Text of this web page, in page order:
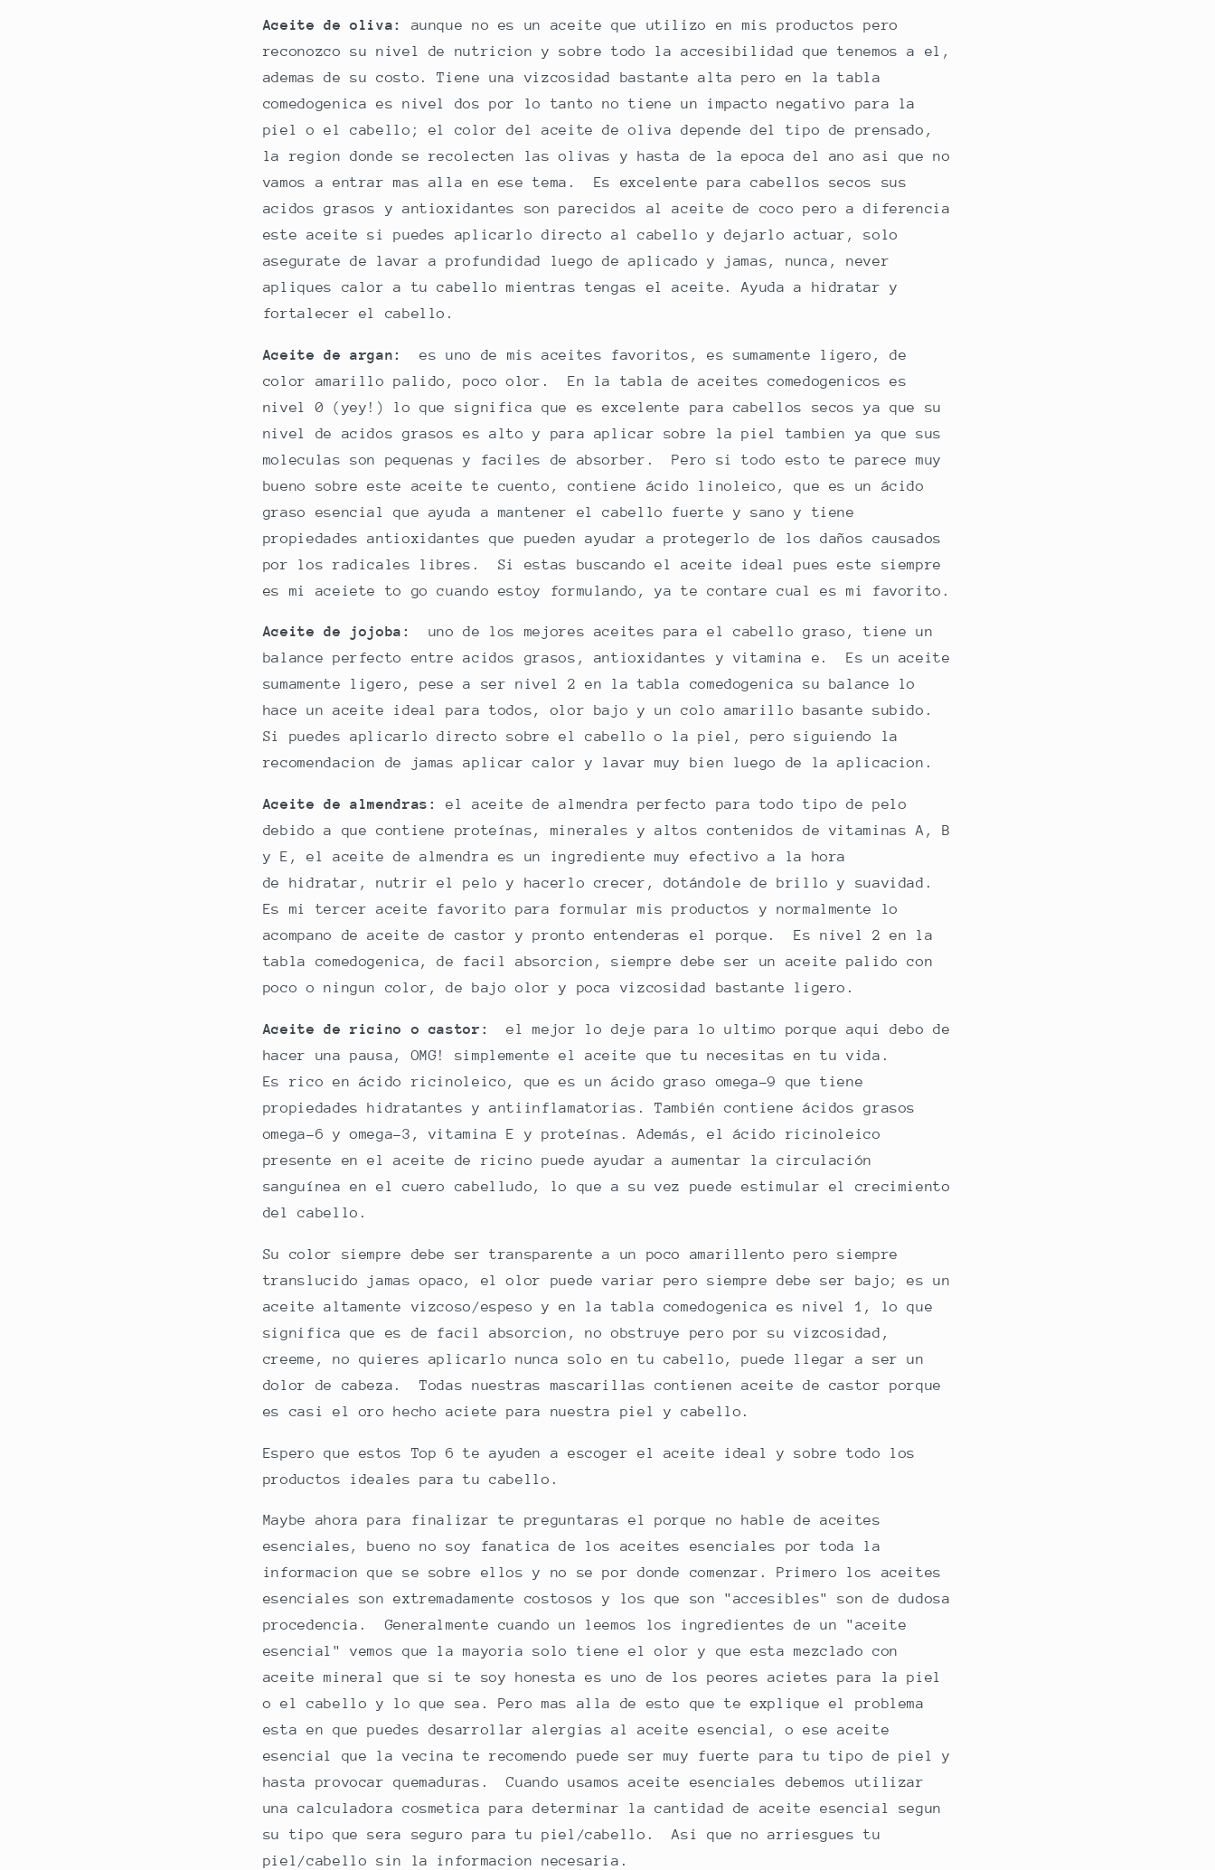
Aceite de oliva: aunque no es un aceite que utilizo en mis productos pero
reconozco su nivel de nutricion y sobre todo la accesibilidad que tenemos a el,
ademas de su costo. Tiene una vizcosidad bastante alta pero en la tabla
comedogenica es nivel dos por lo tanto no tiene un impacto negativo para la
piel o el cabello; el color del aceite de oliva depende del tipo de prensado,
la region donde se recolecten las olivas y hasta de la epoca del ano asi que no
vamos a entrar mas alla en ese tema. Es excelente para cabellos secos sus
acidos grasos y antioxidantes son parecidos al aceite de coco pero a diferencia
este aceite si puedes aplicarlo directo al cabello y dejarlo actuar, solo
asegurate de lavar a profundidad luego de aplicado y jamas, nunca, never
apliques calor a tu cabello mientras tengas el aceite. Ayuda a hidratar y
fortalecer el cabello.
Aceite de argan:
es uno de mis aceites favoritos, es sumamente ligero, de
color amarillo palido, poco olor. En la tabla de aceites comedogenicos es
nivel 0 (yey!) lo que significa que es excelente para cabellos secos ya que su
nivel de acidos grasos es alto y para aplicar sobre la piel tambien ya que sus
moleculas son pequenas y faciles de absorber. Pero si todo esto te parece muy
bueno sobre este aceite te cuento, contiene ácido linoleico, que es un ácido
graso esencial que ayuda a mantener el cabello fuerte y sano y tiene
propiedades antioxidantes que pueden ayudar a protegerlo de los daños causados
por los radicales libres. Si estas buscando el aceite ideal pues este siempre
es mi aceiete to go cuando estoy formulando, ya te contare cual es mi favorito.
Aceite de jojoba:
uno de los mejores aceites para el cabello graso, tiene un
balance perfecto entre acidos grasos, antioxidantes y vitamina e. Es un aceite
sumamente ligero, pese a ser nivel 2 en la tabla comedogenica su balance lo
hace un aceite ideal para todos, olor bajo y un colo amarillo basante subido.
Si puedes aplicarlo directo sobre el cabello o la piel, pero siguiendo la
recomendacion de jamas aplicar calor y lavar muy bien luego de la aplicacion.
Aceite de almendras: el aceite de almendra perfecto para todo tipo de pelo
debido a que contiene proteínas, minerales y altos contenidos de vitaminas A, B
y E, el aceite de almendra es un ingrediente muy efectivo a la hora
de hidratar, nutrir el pelo y hacerlo crecer, dotándole de brillo y suavidad.
Es mi tercer aceite favorito para formular mis productos y normalmente lo
acompano de aceite de castor y pronto entenderas el porque. Es nivel 2 en la
tabla comedogenica, de facil absorcion, siempre debe ser un aceite palido con
poco o ningun color, de bajo olor y poca vizcosidad bastante ligero.
Aceite de ricino o castor:
el mejor lo deje para lo ultimo porque aqui debo de
hacer una pausa, OMG! simplemente el aceite que tu necesitas en tu vida.
Es
rico en ácido ricinoleico, que es un ácido graso omega-9 que tiene
propiedades hidratantes y antiinflamatorias. También contiene ácidos grasos
omega-6 y omega-3, vitamina E y proteínas. Además, el ácido ricinoleico
presente en el aceite de ricino puede ayudar a aumentar la circulación
sanguínea en el cuero cabelludo, lo que a su vez puede estimular el crecimiento
del cabello.
Su color siempre debe ser transparente a un poco amarillento pero siempre
translucido jamas opaco, el olor puede variar pero siempre debe ser bajo; es un
aceite altamente vizcoso/espeso y en la tabla comedogenica es nivel 1, lo que
significa que es de facil absorcion, no obstruye pero por su vizcosidad,
creeme, no quieres aplicarlo nunca solo en tu cabello, puede llegar a ser un
dolor de cabeza. Todas nuestras mascarillas contienen aceite de castor porque
es casi el oro hecho aciete para nuestra piel y cabello.
Espero que estos Top 6 te ayuden a escoger el aceite ideal y sobre todo los
productos ideales para tu cabello.
Maybe ahora para finalizar te preguntaras el porque no hable de aceites
esenciales, bueno no soy fanatica de los aceites esenciales por toda la
informacion que se sobre ellos y no se por donde comenzar. Primero los aceites
esenciales son extremadamente costosos y los que son "accesibles" son de dudosa
procedencia. Generalmente cuando un leemos los ingredientes de un "aceite
esencial" vemos que la mayoria solo tiene el olor y que esta mezclado con
aceite mineral que si te soy honesta es uno de los peores acietes para la piel
o el cabello y lo que sea. Pero mas alla de esto que te explique el problema
esta en que puedes desarrollar alergias al aceite esencial, o ese aceite
esencial que la vecina te recomendo puede ser muy fuerte para tu tipo de piel y
hasta provocar quemaduras. Cuando usamos aceite esenciales debemos utilizar
una calculadora cosmetica para determinar la cantidad de aceite esencial segun
su tipo que sera seguro para tu piel/cabello. Asi que no arriesgues tu
piel/cabello sin la informacion necesaria.